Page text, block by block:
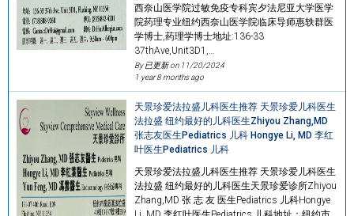
西奈山医学院过敏免疫专科宾夕法尼亚大学医学
院药理专业纽约西奈山医学院临床导师惠轶群医
学博士,药理学博士地址:136-33
37thAve,Unit3D1,…
By 已更新 on 11/20/2024
1 year 8 months ago
天景珍爱法拉盛儿科医生推荐 天景珍爱儿科医生
法拉盛 纽约最好的儿科医生Zhiyou Zhang,MD
张志友医生Pediatrics 儿科 Hongye Li, MD 李红
叶医生Pediatrics 儿科
天景珍爱法拉盛儿科医生推荐 天景珍爱儿科医生
法拉盛 纽约最好的儿科医生天景珍爱诊所Zhiyou
Zhang,MD 张 志 友 医生Pediatrics 儿科Hongye